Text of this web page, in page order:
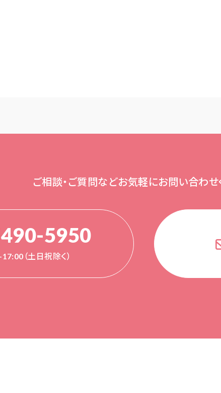
ご相談・ご質問などお気軽にお問い合わせ
5950
（土日祝除く）